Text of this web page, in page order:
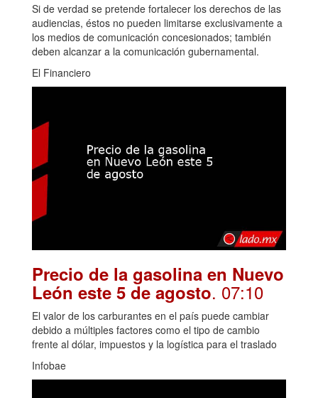
Si de verdad se pretende fortalecer los derechos de las
audiencias, éstos no pueden limitarse exclusivamente a
los medios de comunicación concesionados; también
deben alcanzar a la comunicación gubernamental.
El Financiero
Precio de la gasolina en Nuevo
León este 5 de agosto. 07:10
El valor de los carburantes en el país puede cambiar
debido a múltiples factores como el tipo de cambio
frente al dólar, impuestos y la logística para el traslado
Infobae